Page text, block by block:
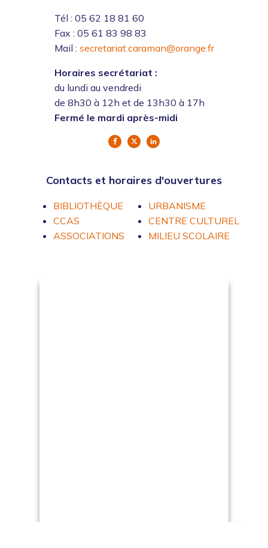
Tél : 05 62 18 81 60
Fax : 05 61 83 98 83
Mail : secretariat.caraman@orange.fr
Horaires secrétariat :
du lundi au vendredi
de 8h30 à 12h et de 13h30 à 17h
Fermé le mardi après-midi
Contacts et horaires d'ouvertures
BIBLIOTHÈQUE
CCAS
ASSOCIATIONS
URBANISME
CENTRE CULTUREL
MILIEU SCOLAIRE